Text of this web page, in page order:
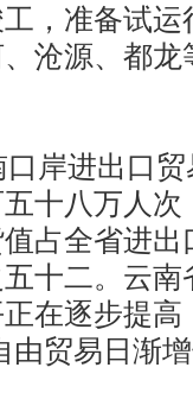
，准备试
沧源、都
岸进出口
十八万人
占全省进
十二。云
在逐步提
由贸易日渐